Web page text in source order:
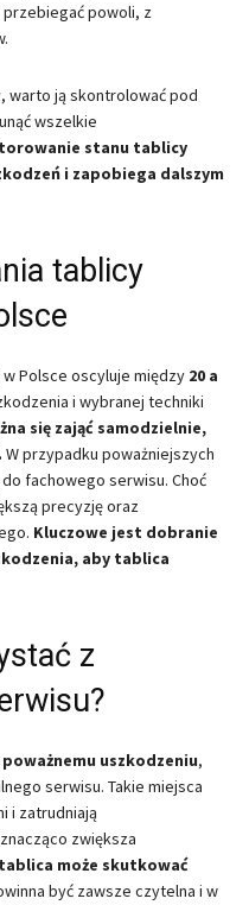
powoli, z
warto ją skontrolować pod
wszelkie
stanu tablicy
i zapobiega dalszym
tablicy
Polsce oscyluje między 20 a
i wybranej techniki
się zająć samodzielnie,
W przypadku poważniejszych
fachowego serwisu. Choć
precyzję oraz
Kluczowe jest dobranie
aby tablica
z
uszkodzeniu,
serwisu. Takie miejsca
i zatrudniają
zwiększa
może skutkować
być zawsze czytelna i w